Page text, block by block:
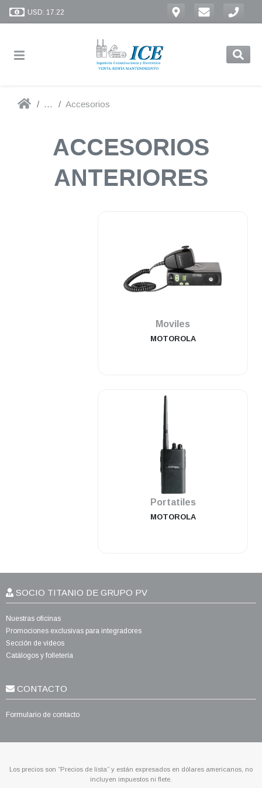
USD: 17.22
... Accesorios
ACCESORIOS
ANTERIORES
Moviles
MOTOROLA
.
Portatiles
MOTOROLA
SOCIO TITANIO DE GRUPO PV
Nuestras oficinas
Promociones exclusivas para integradores
Sección de videos
Catálogos y folletería
CONTACTO
Formulario de contacto
Los precios son “Precios de lista” y están expresados en dólares americanos, no
incluyen impuestos ni flete.